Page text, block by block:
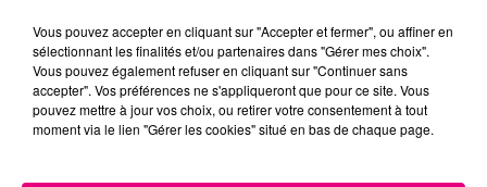
Vous pouvez accepter en cliquant sur "Accepter et fermer", ou affiner en
sélectionnant les finalités et/ou partenaires dans "Gérer mes choix".
Vous pouvez également refuser en cliquant sur "Continuer sans
accepter". Vos préférences ne s'appliqueront que pour ce site. Vous
pouvez mettre à jour vos choix, ou retirer votre consentement à tout
moment via le lien "Gérer les cookies" situé en bas de chaque page.